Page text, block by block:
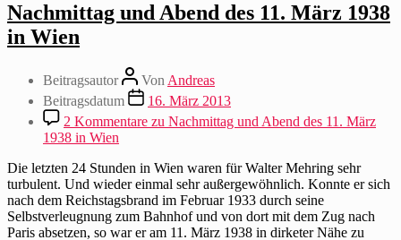
Nachmittag und Abend des 11. März 1938
in Wien
Beitragsautor Von Andreas
Beitragsdatum
16. März 2013
2 Kommentare zu Nachmittag und Abend des 11. März
1938 in Wien
Die letzten 24 Stunden in Wien waren für Walter Mehring sehr
turbulent. Und wieder einmal sehr außergewöhnlich. Konnte er sich
nach dem Reichstagsbrand im Februar 1933 durch seine
Selbstverleugnung zum Bahnhof und von dort mit dem Zug nach
Paris absetzen, so war er am 11. März 1938 in dirketer Nähe zu